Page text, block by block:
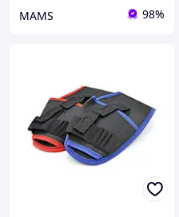
MAMS 98%